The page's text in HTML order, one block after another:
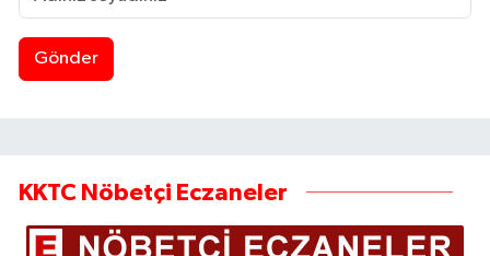
Gönder
KKTC Nöbetçi Eczaneler